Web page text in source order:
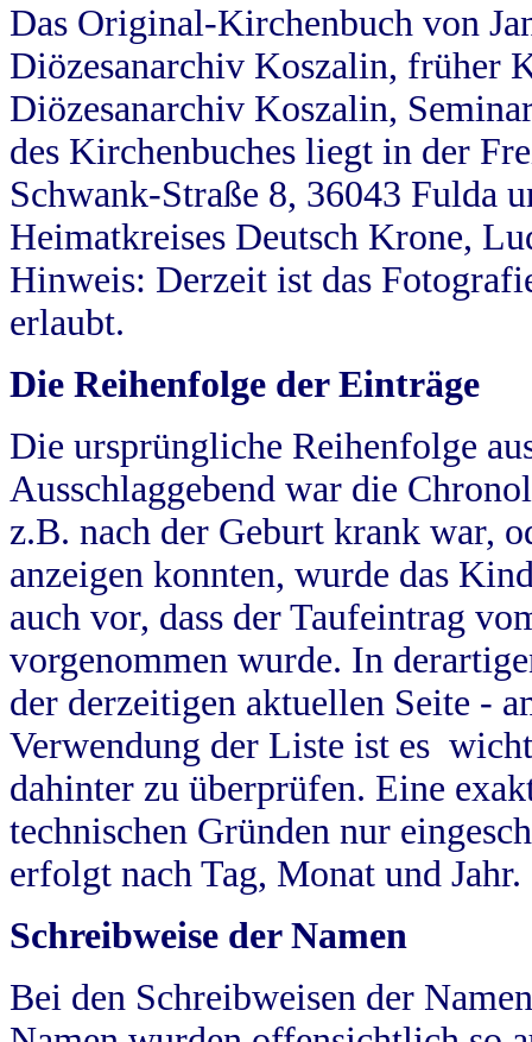
Das Original-Kirchenbuch von
Diözesanarchiv Koszalin, früher
Diözesanarchiv Koszalin,
des Kirchenbuches liegt in der
Schwank-Straße 8, 36043 Fulda
Heimatkreises Deutsch Krone,
Hinweis: Derzeit ist das
erlaubt.
Die Reihenfolge der Einträge
Die ursprüngliche Reihenfolge
Ausschlaggebend war die
z.B. nach der Geburt krank war,
anzeigen konnten, wurde das
auch vor, dass der Taufeintrag
vorgenommen wurde. In
der derzeitigen aktuellen Seite -
Verwendung der Liste ist es
dahinter zu überprüfen. Eine
technischen Gründen nur
erfolgt nach Tag, Monat und Jahr.
Schreibweise der Namen
Bei den Schreibweisen der